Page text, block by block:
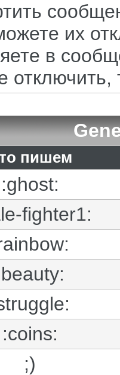
их
в
отключить,
пишем
:ghost:
fighter1:
:coins:
;)